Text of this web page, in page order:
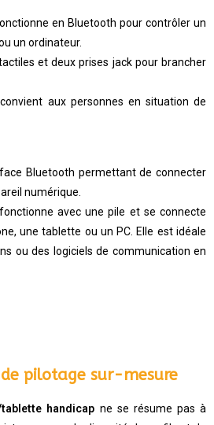
en Bluetooth pour contrôler un
un ordinateur.
et deux prises jack pour brancher
aux personnes en situation de
Bluetooth permettant de connecter
numérique.
avec une pile et se connecte
une tablette ou un PC. Elle est idéale
ou des logiciels de communication en
pilotage sur-mesure
handicap ne se résume pas à